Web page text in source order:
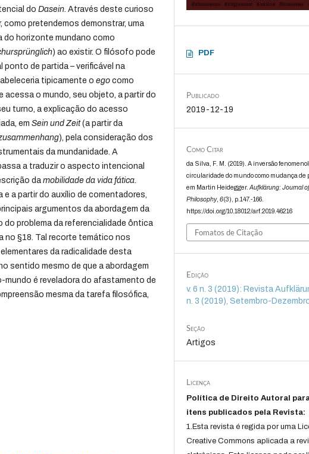
doDasein . Através deste curioso
como pretendemos demonstrar, uma
horizonte mundano como
) ao existir. O filósofo pode
ponto de partida – verificável na
tipicamente oego como
o mundo, seu objeto, a partir do
turno, a explicação do acesso
emSein und Zeit(a partir da
), pela consideração dos
da mundanidade. A
a traduzir o aspecto intencional
damobilidade da vida fática
a partir do auxílio de comentadores,
argumentos da abordagem da
problema da referencialidade ôntica
no §18. Tal recorte temático nos
da radicalidade desta
no sentido mesmo de que a abordagem
é reveladora do afastamento de
mesma da tarefa filosófica,
PDF
Publicado
2019-12-19
Como Citar
da Silva, F. M. (2019). A inversão
circularidade do mundo como mudança de
em Martin Heidegger.Aufklärung: Journal
Philosophy,6(3), p.147.-166.
https://doi.org/10.18012/arf.2019.46216
Fomatos de Citação
Edição
v. 6 n. 3 (2019): Revista
n. 3 (2019), Setembro-
Seção
Artigos
Licença
Política de Direito Autoral
itens publicados pela Revista:
1.Esta revista é regida por uma
Creative Commons aplicada a